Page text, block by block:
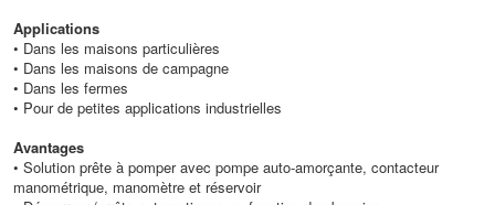
Applications
• Dans les maisons particulières
• Dans les maisons de campagne
• Dans les fermes
• Pour de petites applications industrielles
Avantages
• Solution prête à pomper avec pompe auto-amorçante, contacteur
manométrique, manomètre et réservoir